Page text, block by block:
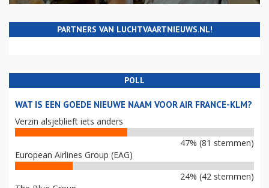
PARTNERS VAN LUCHTVAARTNIEUWS.NL!
POLL
WAT IS EEN GOEDE NIEUWE NAAM VOOR AIR FRANCE-KLM?
Verzin alsjeblieft iets anders
47% (81 stemmen)
European Airlines Group (EAG)
24% (42 stemmen)